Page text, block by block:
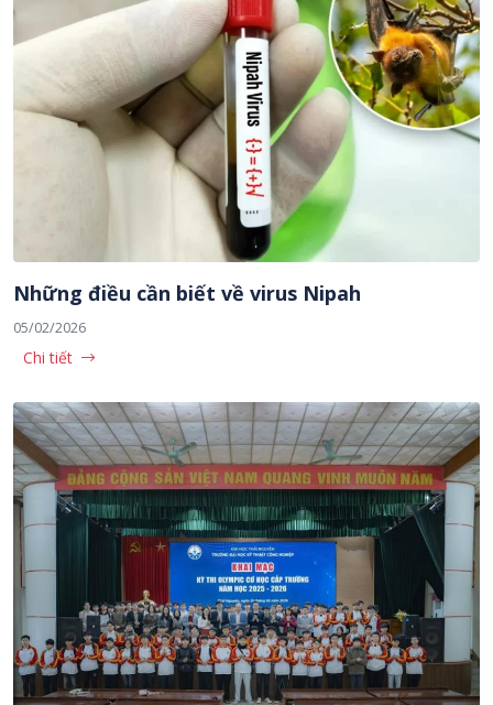
Những điều cần biết về virus Nipah
05/02/2026
Chi tiết